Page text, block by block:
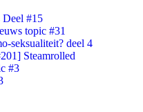
Deel #15
topic #31
seksualiteit? deel 4
Steamrolled
#3